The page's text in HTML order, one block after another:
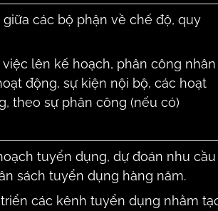
các bộ phận về chế độ, quy
lên kế hoạch, phân công nhân
động, sự kiện nội bộ, các hoạt
theo sự phân công (nếu có)
tuyển dụng, dự đoán nhu cầu
sách tuyển dụng hàng năm.
các kênh tuyển dụng nhằm